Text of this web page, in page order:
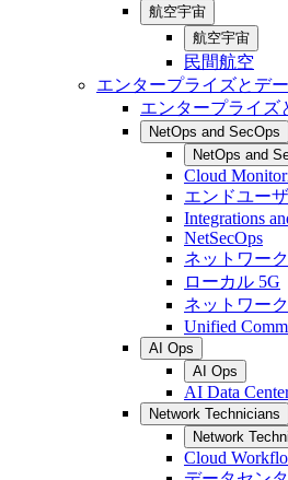
航空宇宙
航空宇宙
民間航空
エンタープライズとデ
エンタープライズ
NetOps and SecOps
NetOps and
Cloud
エンドユー
Integrations
NetSecOps
ネットワー
ローカル 5G
ネットワー
Unified
AI Ops
AI Ops
AI Data
Network Technicians
Network
Cloud